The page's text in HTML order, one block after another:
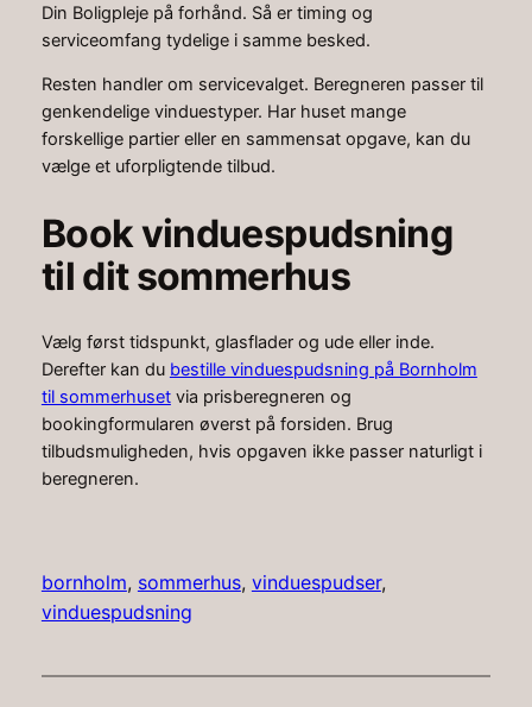
Din Boligpleje på forhånd. Så er timing og
serviceomfang tydelige i samme besked.
Resten handler om servicevalget. Beregneren passer til
genkendelige vinduestyper. Har huset mange
forskellige partier eller en sammensat opgave, kan du
vælge et uforpligtende tilbud.
Book vinduespudsning
til dit sommerhus
Vælg først tidspunkt, glasflader og ude eller inde.
Derefter kan du bestille vinduespudsning på Bornholm
til sommerhusetvia prisberegneren og
bookingformularen øverst på forsiden. Brug
tilbudsmuligheden, hvis opgaven ikke passer naturligt i
beregneren.
bornholm, sommerhus, vinduespudser
vinduespudsning